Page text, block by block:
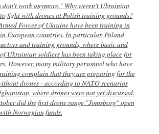
don't work anymore." Why weren't Ukrainian
fight with drones at Polish training grounds?
Forces of Ukraine have been training in
European countries. In particular, Poland
and training grounds, where basic and
Ukrainian soldiers has been taking place for
However, many military personnel who have
complain that they are preparing for the
drones - according to NATO scenarios
where drones were not yet discussed.
did the first drone range "Jomsborg" open
Norwegian funds.